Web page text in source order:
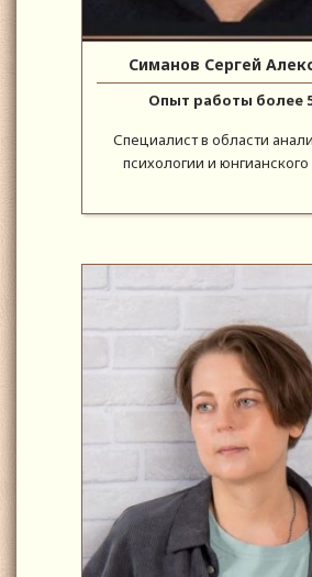
Симанов Сергей
Опыт работы более
Специалист в области
психологии и